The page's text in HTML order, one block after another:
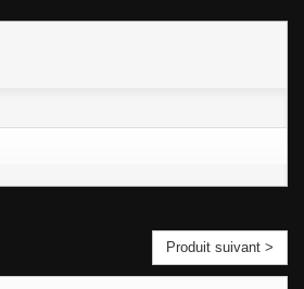
Produit suivant >